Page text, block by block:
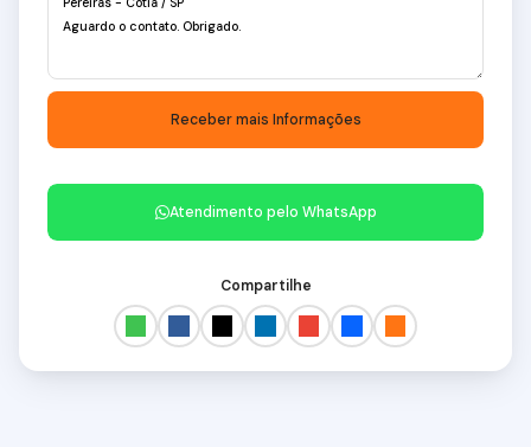
Atendimento pelo WhatsApp
Compartilhe